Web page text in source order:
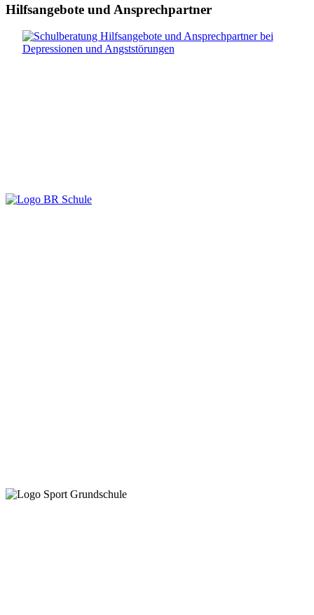
Hilfsangebote und Ansprechpartner